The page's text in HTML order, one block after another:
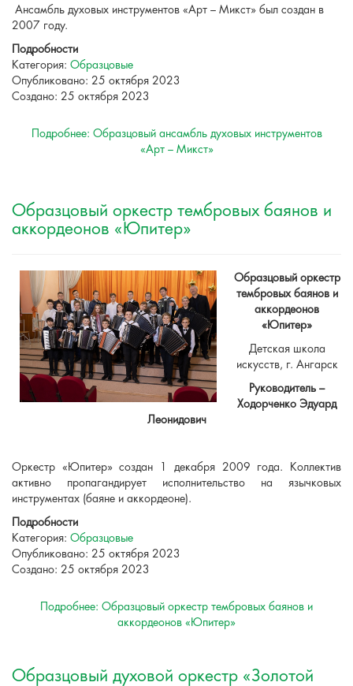
Ансамбль духовых инструментов «Арт – Микст» был создан в
2007 году.
Подробности
Категория: Образцовые
Опубликовано: 25 октября 2023
Создано: 25 октября 2023
Подробнее: Образцовый ансамбль духовых инструментов
«Арт – Микст»
Образцовый оркестр тембровых баянов и
аккордеонов «Юпитер»
Образцовый оркестр
тембровых баянов и
аккордеонов
«Юпитер»
Детская школа
искусств, г. Ангарск
Руководитель –
Ходорченко Эдуард
Леонидович
Оркестр «Юпитер» создан 1 декабря 2009 года. Коллектив
активно пропагандирует исполнительство на язычковых
инструментах (баяне и аккордеоне).
Подробности
Категория: Образцовые
Опубликовано: 25 октября 2023
Создано: 25 октября 2023
Подробнее: Образцовый оркестр тембровых баянов и
аккордеонов «Юпитер»
Образцовый духовой оркестр «Золотой